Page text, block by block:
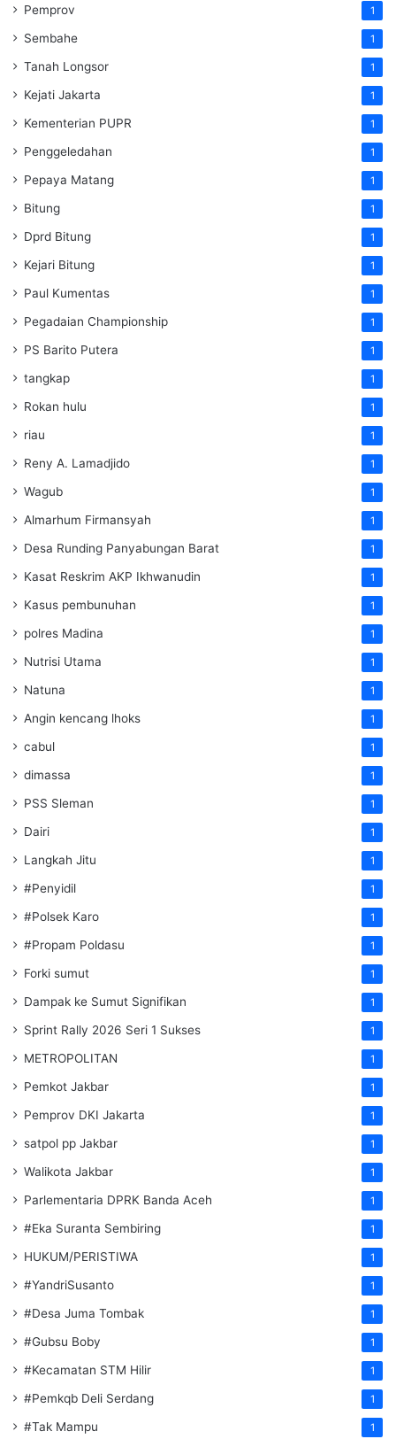
Pemprov 1
Sembahe 1
Tanah Longsor 1
Kejati Jakarta 1
Kementerian PUPR 1
Penggeledahan 1
Pepaya Matang 1
Bitung 1
Dprd Bitung 1
Kejari Bitung 1
Paul Kumentas 1
Pegadaian Championship 1
PS Barito Putera 1
tangkap 1
Rokan hulu 1
riau 1
Reny A. Lamadjido 1
Wagub 1
Almarhum Firmansyah 1
Desa Runding Panyabungan Barat 1
Kasat Reskrim AKP Ikhwanudin 1
Kasus pembunuhan 1
polres Madina 1
Nutrisi Utama 1
Natuna 1
Angin kencang lhoks 1
cabul 1
dimassa 1
PSS Sleman 1
Dairi 1
Langkah Jitu 1
#Penyidil 1
#Polsek Karo 1
#Propam Poldasu 1
Forki sumut 1
Dampak ke Sumut Signifikan 1
Sprint Rally 2026 Seri 1 Sukses 1
METROPOLITAN 1
Pemkot Jakbar 1
Pemprov DKI Jakarta 1
satpol pp Jakbar 1
Walikota Jakbar 1
Parlementaria DPRK Banda Aceh 1
#Eka Suranta Sembiring 1
HUKUM/PERISTIWA 1
#YandriSusanto 1
#Desa Juma Tombak 1
#Gubsu Boby 1
#Kecamatan STM Hilir 1
#Pemkqb Deli Serdang 1
#Tak Mampu 1